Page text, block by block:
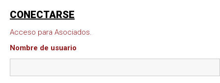
CONECTARSE
Acceso para Asociados.
Nombre de usuario